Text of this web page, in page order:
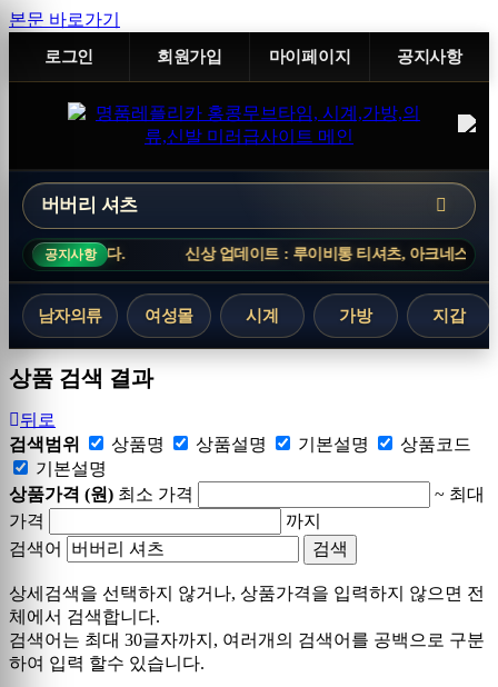
본문 바로가기
로그인 회원가입 마이페이지 공지사항
공지사항신상 업데이트 : 루이비통 티셔츠, 아크네스튜디오 니트, 버버
남자의류 여성몰 시계 가방 지갑
상품 검색 결과
뒤로
검색범위
상품명 상품설명 기본설명 상품코드
기본설명
상품가격 (원) 최소 가격 ~ 최대
가격
까지
검색어
상세검색을 선택하지 않거나, 상품가격을 입력하지 않으면 전
체에서 검색합니다.
검색어는 최대 30글자까지, 여러개의 검색어를 공백으로 구분
하여 입력 할수 있습니다.